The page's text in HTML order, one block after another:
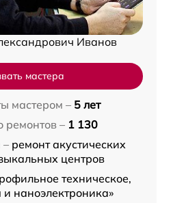
Иванов
мастера
мастером – 5 лет
ремонтов – 1 130
ремонт акустических
центров
техническое,
и наноэлектроника»